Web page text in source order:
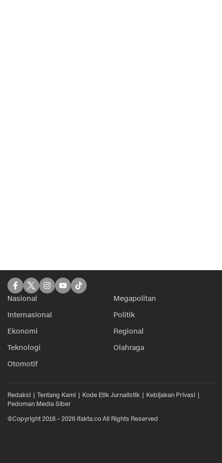
Nasional
Megapolitan
Internasional
Politik
Ekonomi
Regional
Teknologi
Olahraga
Otomotif
Redaksi Tentang Kami Kode Etik Jurnalistik
Kebijakan Privasi
Pedoman Media Siber
©Copyright 2018 – 2026 ifakta.co All Rights Reserved